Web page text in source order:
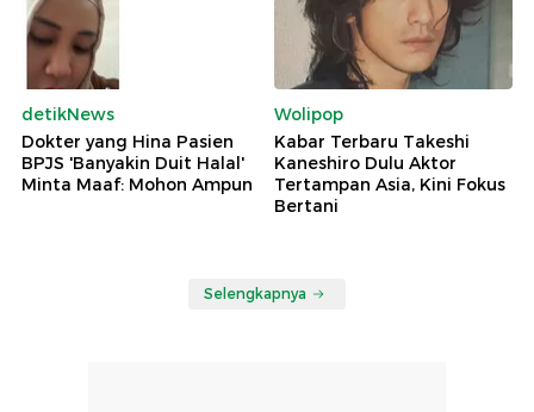
detikNews
Dokter yang Hina Pasien
BPJS 'Banyakin Duit Halal'
Minta Maaf: Mohon Ampun
Wolipop
Kabar Terbaru Takeshi
Kaneshiro Dulu Aktor
Tertampan Asia, Kini Fokus
Bertani
Selengkapnya